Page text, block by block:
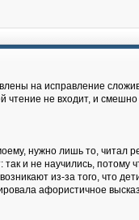
на исправление
не входит, и смешно
нужно лишь то, читал
так и не научились,
из-за того, что
афористичное